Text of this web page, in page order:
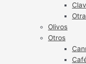
Olivos
Otros